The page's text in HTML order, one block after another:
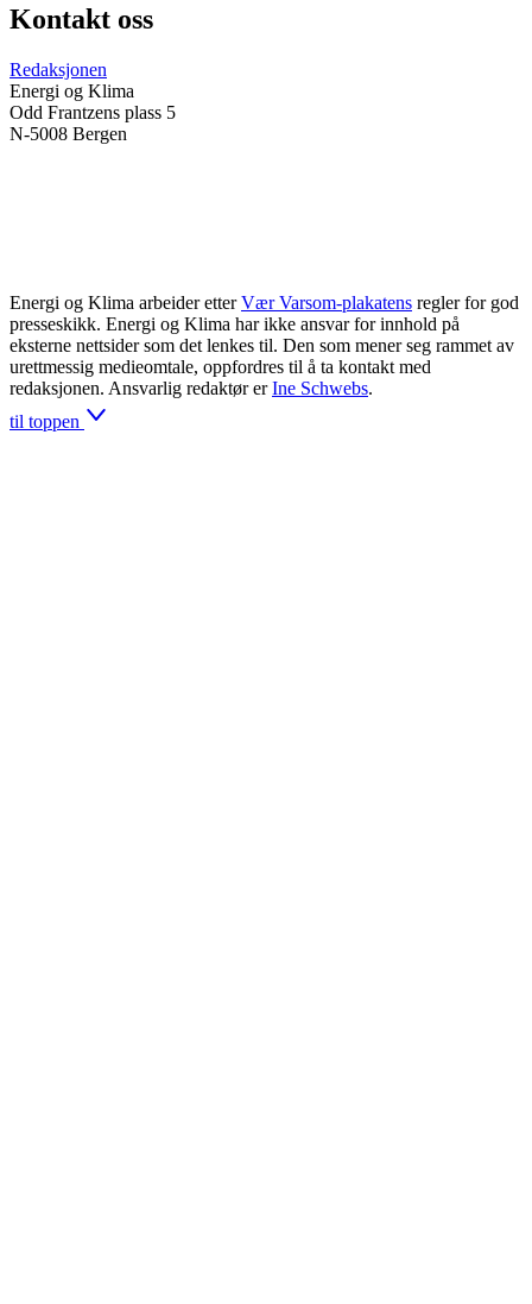
Kontakt oss
Redaksjonen
Energi og Klima
Odd Frantzens plass 5
N-5008 Bergen
Energi og Klima arbeider etter Vær Varsom-plakatens regler for god
presseskikk. Energi og Klima har ikke ansvar for innhold på
eksterne nettsider som det lenkes til. Den som mener seg rammet av
urettmessig medieomtale, oppfordres til å ta kontakt med
redaksjonen. Ansvarlig redaktør er Ine Schwebs.
til toppen